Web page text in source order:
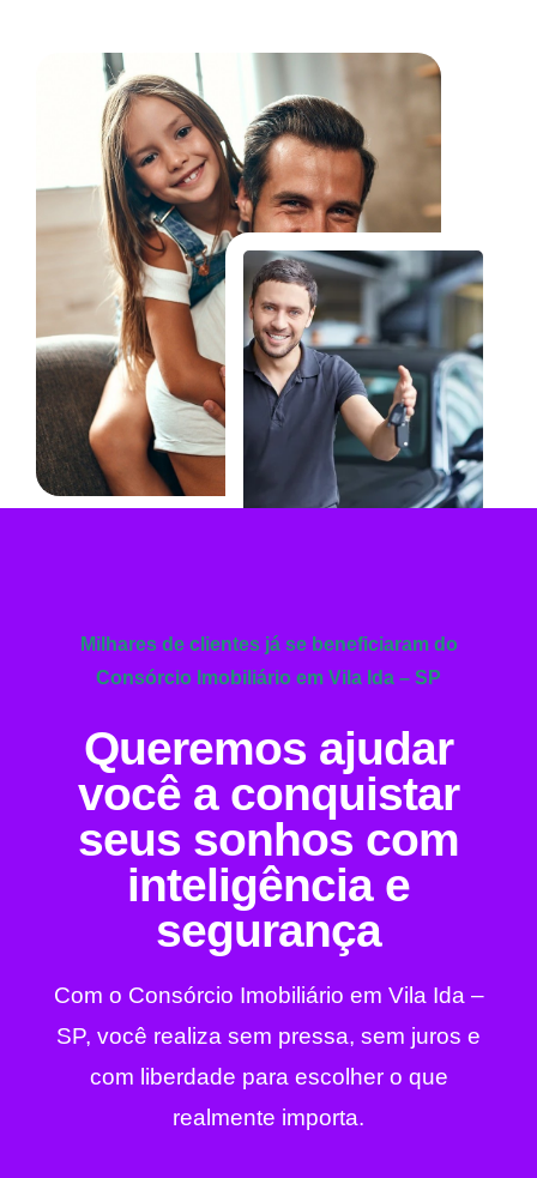
Milhares de clientes já se beneficiaram do
Consórcio Imobiliário em Vila Ida – SP
Queremos ajudar
você a conquistar
seus sonhos com
inteligência e
segurança
Com o Consórcio Imobiliário em Vila Ida –
SP, você realiza sem pressa, sem juros e
com liberdade para escolher o que
realmente importa.